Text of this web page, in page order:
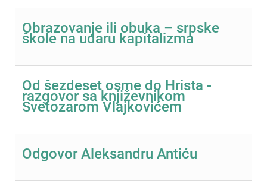
Obrazovanje ili obuka – srpske
škole na udaru kapitalizma
Od šezdeset osme do Hrista -
razgovor sa književnikom
Svetozarom Vlajkovićem
Odgovor Aleksandru Antiću